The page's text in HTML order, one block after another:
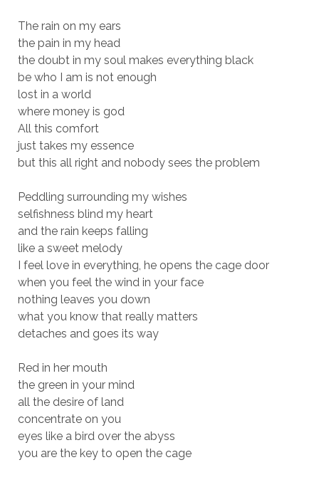
The rain on my ears
the pain in my head
the doubt in my soul makes everything black
be who I am is not enough
lost in a world
where money is god
All this comfort
just takes my essence
but this all right and nobody sees the problem
Peddling surrounding my wishes
selfishness blind my heart
and the rain keeps falling
like a sweet melody
I feel love in everything, he opens the cage door
when you feel the wind in your face
nothing leaves you down
what you know that really matters
detaches and goes its way
Red in her mouth
the green in your mind
all the desire of land
concentrate on you
eyes like a bird over the abyss
you are the key to open the cage